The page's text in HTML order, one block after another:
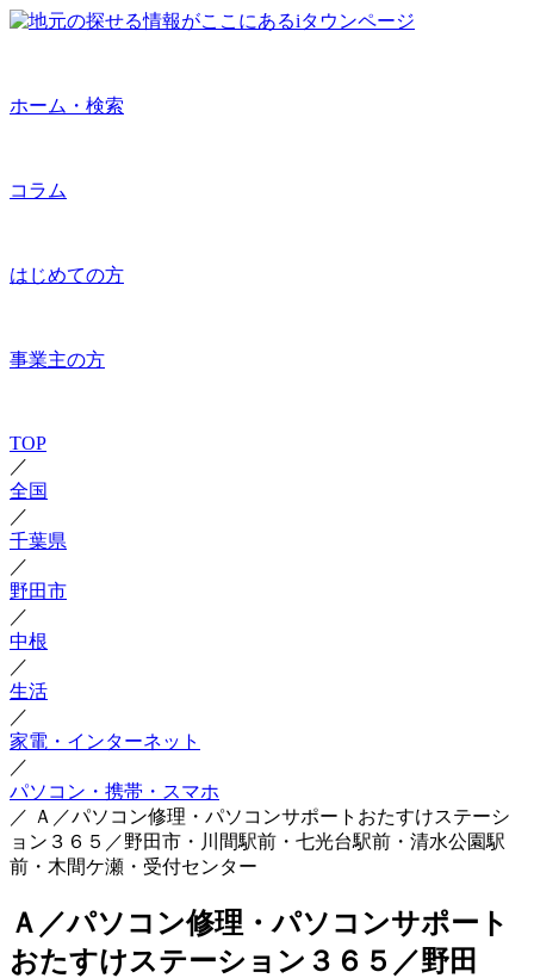
ホーム・検索
コラム
はじめての方
事業主の方
TOP
／
全国
／
千葉県
／
野田市
／
中根
／
生活
／
家電・インターネット
／
パソコン・携帯・スマホ
／ Ａ／パソコン修理・パソコンサポートおたすけステーシ
ョン３６５／野田市・川間駅前・七光台駅前・清水公園駅
前・木間ケ瀬・受付センター
Ａ／パソコン修理・パソコンサポート
おたすけステーション３６５／野田